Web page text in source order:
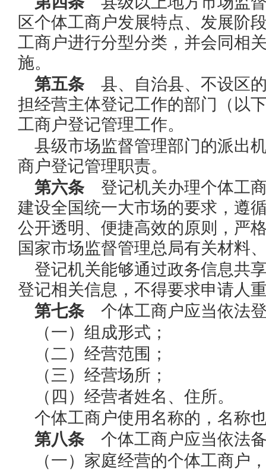
区个体工商户发展特点、发展阶
工商户进行分型分类，并会同相
施。
第五条县、自治县、不设区
担经营主体登记工作的部门（以
工商户登记管理工作。
县级市场监督管理部门的派出
商户登记管理职责。
第六条登记机关办理个体工
建设全国统一大市场的要求，遵
公开透明、便捷高效的原则，严
国家市场监督管理总局有关材料
登记机关能够通过政务信息共
登记相关信息，不得要求申请人
第七条个体工商户应当依法
（一）组成形式；
（二）经营范围；
（三）经营场所；
（四）经营者姓名、住所。
个体工商户使用名称的，名称
第八条个体工商户应当依法
（一）家庭经营的个体工商户